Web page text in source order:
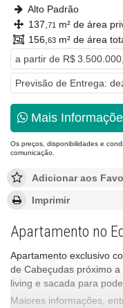
Alto Padrão
137, 71 m² de área
156, 63 m² de área
a partir de R$ 3.500.000,
Previsão de Entrega:
Mais
Os preços, disponibilidades e
comunicação.
Adicionar aos
Imprimir
Apartamento no
Apartamento exclusivo
de Cabeçudas próximo
living e sacada para
Maiores informações,